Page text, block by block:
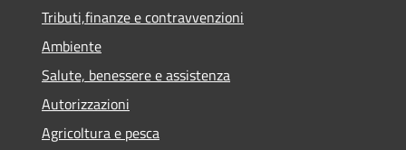
Tributi,finanze e contravvenzioni
Ambiente
Salute, benessere e assistenza
Autorizzazioni
Agricoltura e pesca